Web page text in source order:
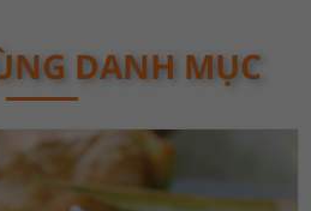
DANH MỤC